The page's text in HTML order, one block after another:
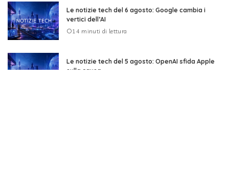
Le notizie tech del 6 agosto: Google cambia i
vertici dell’AI
14 minuti di lettura
Le notizie tech del 5 agosto: OpenAI sfida Apple
sulla causa